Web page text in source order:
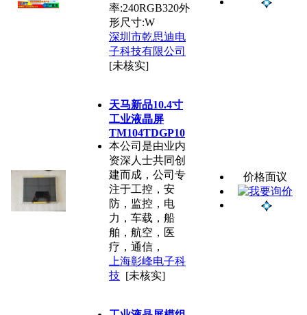
率:240RGB320外
形尺寸:W
深圳市乾思迪电
子科技有限公司
[未核实]
天马新品10.4寸
工业液晶屏
TM104TDGP10
本公司是由业内
资深人士共同创
建而成，公司专
注于工控，安
防，监控，电
力，车载，船
舶，航空，医
疗，通信，
上海彰峰电子科
技 [未核实]
价格面议